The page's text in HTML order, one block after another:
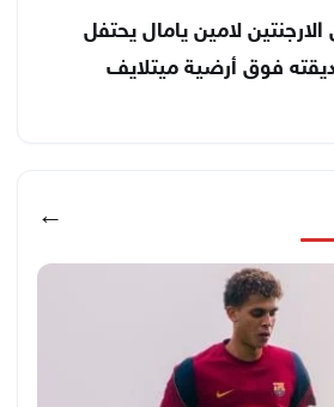
لامين يامال يحتفل
فوق أرضية ميتلايف
←